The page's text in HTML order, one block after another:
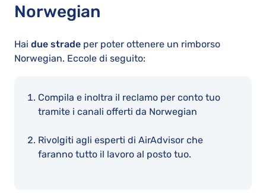
Norwegian
Hai due strade per poter ottenere un rimborso
Norwegian. Eccole di seguito:
Compila e inoltra il reclamo per conto tuo
tramite i canali offerti da Norwegian
Rivolgiti agli esperti di AirAdvisor che
faranno tutto il lavoro al posto tuo.